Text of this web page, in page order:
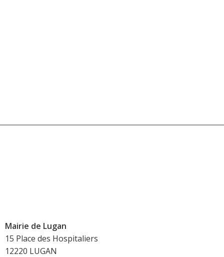
Mairie de Lugan
15 Place des Hospitaliers
12220 LUGAN